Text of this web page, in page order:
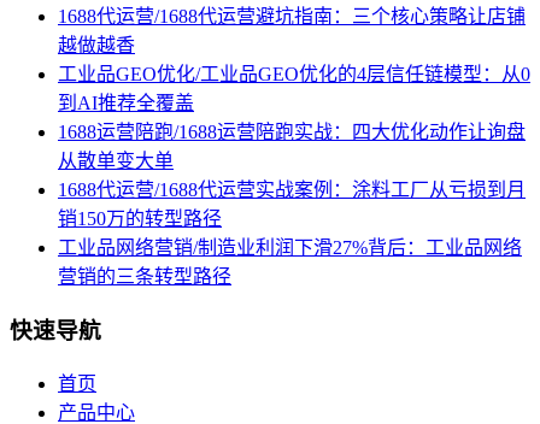
1688代运营/1688代运营避坑指南：三个核心策略让店铺
越做越香
工业品GEO优化/工业品GEO优化的4层信任链模型：从0
到AI推荐全覆盖
1688运营陪跑/1688运营陪跑实战：四大优化动作让询盘
从散单变大单
1688代运营/1688代运营实战案例：涂料工厂从亏损到月
销150万的转型路径
工业品网络营销/制造业利润下滑27%背后：工业品网络
营销的三条转型路径
快速导航
首页
产品中心